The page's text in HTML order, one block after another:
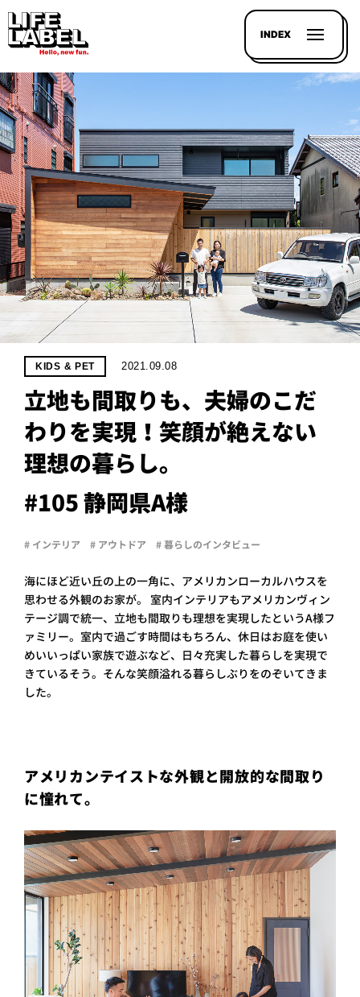
INDEX
記事を
探す
LL
HOUSE
LINE-
UP
WHAT’S
LIFE
LABEL
会社概
要
企業の
ー
KIDS & PET 2021.09.08
立地も間取りも、夫婦のこだ
わりを実現！笑顔が絶えない
理想の暮らし。
#105 静岡県A様
# インテリア # アウトドア # 暮らしのインタビュー
海にほど近い丘の上の一角に、アメリカンローカルハウスを
思わせる外観のお家が。 室内インテリアもアメリカンヴィン
テージ調で統一、立地も間取りも理想を実現したというA様フ
ァミリー。室内で過ごす時間はもちろん、休日はお庭を使い
めいいっぱい家族で遊ぶなど、日々充実した暮らしを実現で
きているそう。そんな笑顔溢れる暮らしぶりをのぞいてきま
した。
アメリカンテイストな外観と開放的な間取り
に憧れて。